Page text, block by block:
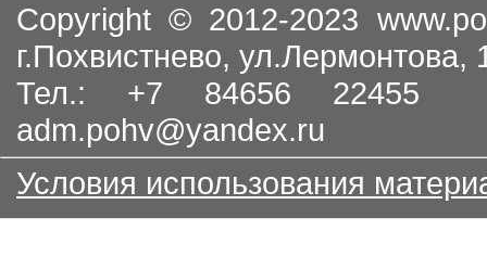
Copyright © 2012-2023
г.Похвистнево, ул.Лермонтова,
Тел.: +7 84656
adm.pohv@yandex.ru
Условия использования